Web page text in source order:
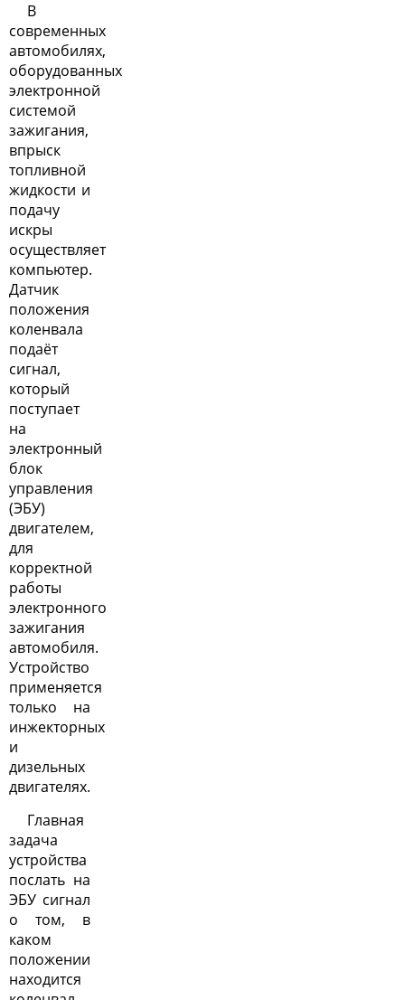
В
современных
автомобилях,
оборудованных
электронной
системой
зажигания,
впрыск
топливной
жидкости и
подачу
искры
осуществляет
компьютер.
Датчик
положения
коленвала
подаёт
сигнал,
который
поступает
на
электронный
блок
управления
(ЭБУ)
двигателем,
для
корректной
работы
электронного
зажигания
автомобиля.
Устройство
применяется
только на
инжекторных
и
дизельных
двигателях.
Главная
задача
устройства
послать на
ЭБУ сигнал
о том, в
каком
положении
находится